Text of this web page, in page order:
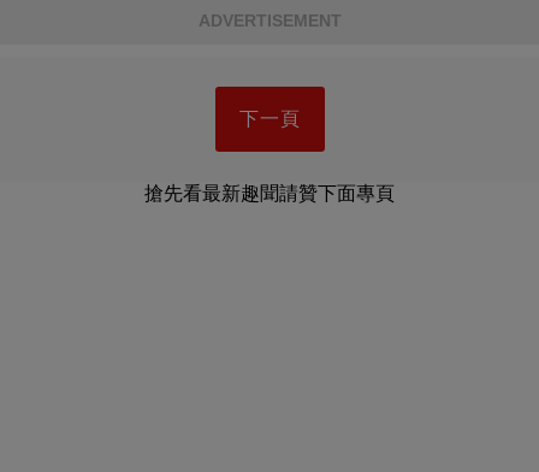
ADVERTISEMENT
下一頁
搶先看最新趣聞請贊下面專頁